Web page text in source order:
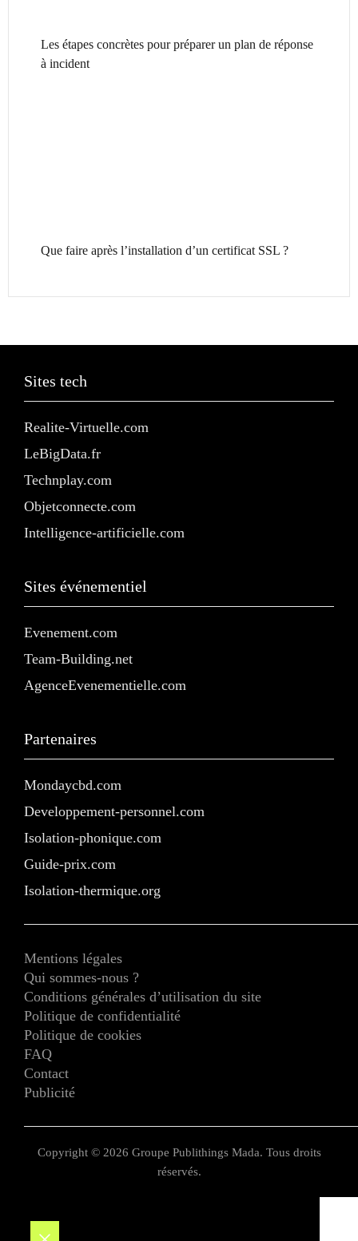
Les étapes concrètes pour préparer un plan de réponse
à incident
Que faire après l’installation d’un certificat SSL ?
Sites tech
Realite-Virtuelle.com
LeBigData.fr
Technplay.com
Objetconnecte.com
Intelligence-artificielle.com
Sites événementiel
Evenement.com
Team-Building.net
AgenceEvenementielle.com
Partenaires
Mondaycbd.com
Developpement-personnel.com
Isolation-phonique.com
Guide-prix.com
Isolation-thermique.org
Mentions légales
Qui sommes-nous ?
Conditions générales d’utilisation du site
Politique de confidentialité
Politique de cookies
FAQ
Contact
Publicité
Copyright © 2026 Groupe Publithings Mada. Tous droits
réservés.